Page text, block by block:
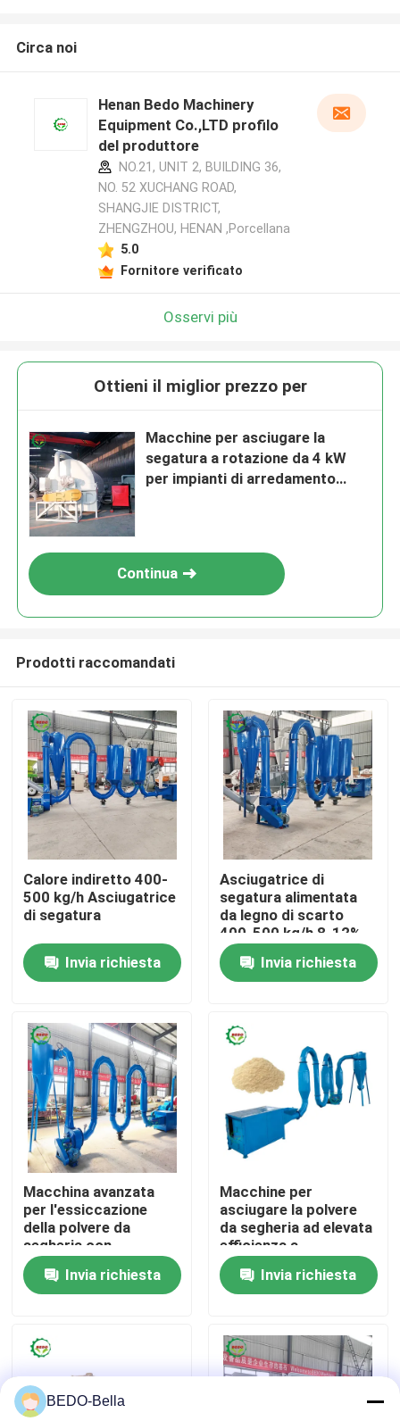
Casa.
Prodotti
Visita alla fabbrica
Controllo della qualità
Contattaci
Notizie
Macchina di legno dello sfibratore
Macchina di legno del frantoio
Macchina di legno della segatura
Circa noi
Henan Bedo Machinery
Equipment Co.,LTD profilo
del produttore
NO.21, UNIT 2, BUILDING 36,
NO. 52 XUCHANG ROAD,
SHANGJIE DISTRICT,
ZHENGZHOU, HENAN ,Porcellana
5.0
Fornitore verificato
Osservi più
Ottieni il miglior prezzo per
Macchine per asciugare la
segatura a rotazione da 4 kW
per impianti di arredamento
Continua
Prodotti raccomandati
Calore indiretto 400-
500 kg/h Asciugatrice
di segatura
Invia richiesta
Asciugatrice di
segatura alimentata
da legno di scarto
400-500 kg/h 8-12%
Umidità di uscita
Invia richiesta
Macchina avanzata
per l'essiccazione
della polvere da
segheria con
riscaldamento
indiretto con potenza
di 4 kW
Invia richiesta
Macchine per
asciugare la polvere
da segheria ad elevata
efficienza a
riscaldamento
indiretto con flusso
d'aria approvato RoHS
Invia richiesta
BEDO-Bella